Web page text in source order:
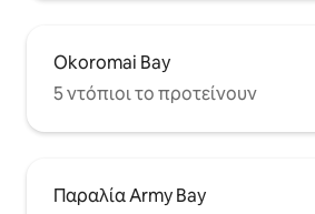
Okoromai Bay
5 ντόπιοι το προτείνουν
Παραλία Army Bay